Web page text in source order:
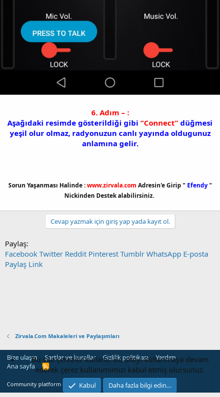
6. Adım – :
Aşağıdaki resimde gösterildiği gibi “Connect” düğmesi
yeşil olur olmaz, radyonuzun canlı yayında oldugunuz
anlamına gelir.
Sorun Yaşanması Halinde :www.zirvala.com Adresin'e Girip " Efendy"
Nickinden Destek alabilirsiniz.
Cevap yazmak için giriş yap yada kayıt ol.
Paylaş:
Facebook Twitter Reddit Pinterest Tumblr WhatsApp E-posta
Paylaş Link
Zirvala.Com Makaleleri ve Paylaşımları
Bize ulaşın Şartlar ve kurallar Gizlilik politikası
Yardım
Ana sayfa
R
S
Community platform by XenForo ® © 2010-2022 XenForo Ltd.
Bu site çerezler kullanır. Bu siteyi kullanmaya devam
ederek çerez kullanımımızı kabul etmiş olursunuz.
Kabul Daha fazla bilgi edin…